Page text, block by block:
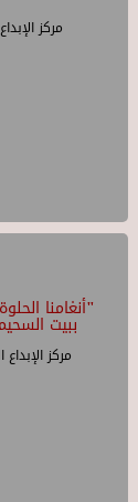
مركز
"أنغامنا
ببيت
مركز